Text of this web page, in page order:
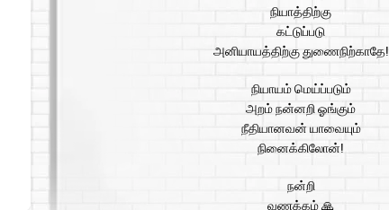
நியாத்திற்கு
கட்டுப்படு
அனியாயத்திற்கு துணைநிற்காதே!
நியாயம் மெய்ப்படும்
அறம் நன்னறி ஓங்கும்
நீதியானவன் யாவையும்
நினைக்கிலோன்!
நன்றி
வணக்கம் 🙏